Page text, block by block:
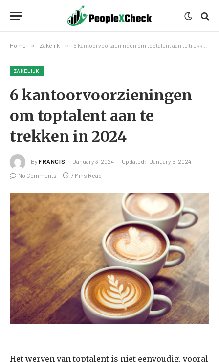
Home » Zakelijk » 6 kantoorvoorzieningen om toptalent aan te trekken in 2024
ZAKELIJK
6 kantoorvoorzieningen
om toptalent aan te
trekken in 2024
By FRANCIS January 3, 2024 Updated: January 5, 2024
No Comments 7 Mins Read
Het werven van toptalent is niet eenvoudig, vooral